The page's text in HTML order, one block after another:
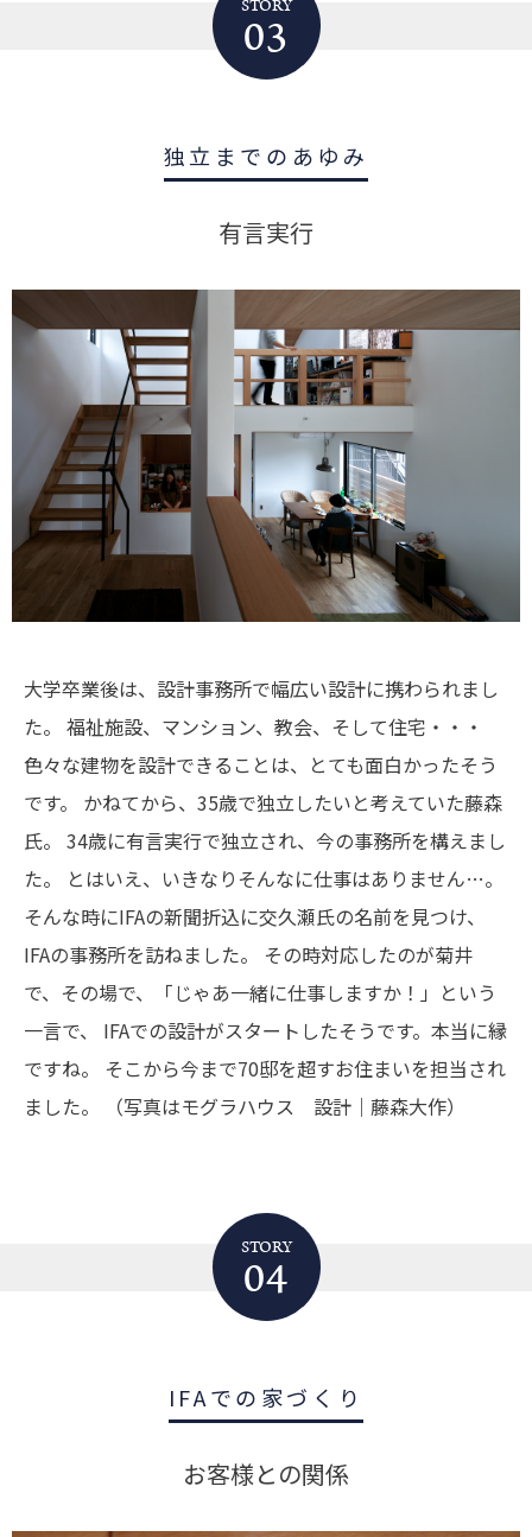
STORY
03
独立までのあゆみ
有言実行
大学卒業後は、設計事務所で幅広い設計に携わられまし
た。 福祉施設、マンション、教会、そして住宅・・・
色々な建物を設計できることは、とても面白かったそう
です。
かねてから、35歳で独立したいと考えていた藤森
氏。 34歳に有言実行で独立され、今の事務所を構えまし
た。
とはいえ、いきなりそんなに仕事はありません…。
そんな時にIFAの新聞折込に交久瀬氏の名前を見つけ、
IFAの事務所を訪ねました。
その時対応したのが菊井
で、その場で、「じゃあ一緒に仕事しますか！」という
一言で、
IFAでの設計がスタートしたそうです。本当に縁
ですね。
そこから今まで70邸を超すお住まいを担当され
ました。
（写真はモグラハウス 設計｜藤森大作）
STORY
04
IFAでの家づくり
お客様との関係